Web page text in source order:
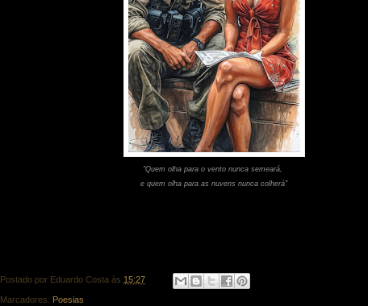
"Quem olha para o vento nunca semeará,
e quem olha para as nuvens nunca colherá"
Postado por Eduardo Costa às 15:27
Marcadores: Poesias